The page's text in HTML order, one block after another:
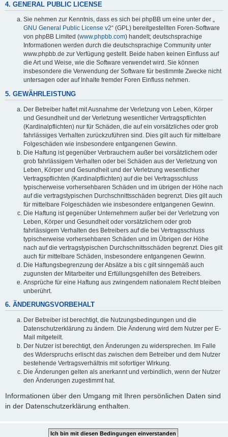
4. GENERAL PUBLIC LICENSE
Sie nehmen zur Kenntnis, dass es sich bei phpBB um eine unter der „
GNU General Public License v2“ (GPL) bereitgestellten Foren-Software
von phpBB Limited (www.phpbb.com) handelt; deutschsprachige
Informationen werden durch die deutschsprachige Community unter
www.phpbb.de zur Verfügung gestellt. Beide haben keinen Einfluss auf
die Art und Weise, wie die Software verwendet wird. Sie können
insbesondere die Verwendung der Software für bestimmte Zwecke nicht
untersagen oder auf Inhalte fremder Foren Einfluss nehmen.
5. GEWÄHRLEISTUNG
Der Betreiber haftet mit Ausnahme der Verletzung von Leben, Körper
und Gesundheit und der Verletzung wesentlicher Vertragspflichten
(Kardinalpflichten) nur für Schäden, die auf ein vorsätzliches oder grob
fahrlässiges Verhalten zurückzuführen sind. Dies gilt auch für mittelbare
Folgeschäden wie insbesondere entgangenen Gewinn.
Die Haftung ist gegenüber Verbrauchern außer bei vorsätzlichem oder
grob fahrlässigem Verhalten oder bei Schäden aus der Verletzung von
Leben, Körper und Gesundheit und der Verletzung wesentlicher
Vertragspflichten (Kardinalpflichten) auf die bei Vertragsschluss
typischerweise vorhersehbaren Schäden und im übrigen der Höhe nach
auf die vertragstypischen Durchschnittsschäden begrenzt. Dies gilt auch
für mittelbare Folgeschäden wie insbesondere entgangenen Gewinn.
Die Haftung ist gegenüber Unternehmern außer bei der Verletzung von
Leben, Körper und Gesundheit oder vorsätzlichem oder grob
fahrlässigem Verhalten des Betreibers auf die bei Vertragsschluss
typischerweise vorhersehbaren Schäden und im Übrigen der Höhe
nach auf die vertragstypischen Durchschnittsschäden begrenzt. Dies gilt
auch für mittelbare Schäden, insbesondere entgangenen Gewinn.
Die Haftungsbegrenzung der Absätze a bis c gilt sinngemäß auch
zugunsten der Mitarbeiter und Erfüllungsgehilfen des Betreibers.
Ansprüche für eine Haftung aus zwingendem nationalem Recht bleiben
unberührt.
6. ÄNDERUNGSVORBEHALT
Der Betreiber ist berechtigt, die Nutzungsbedingungen und die
Datenschutzerklärung zu ändern. Die Änderung wird dem Nutzer per E-
Mail mitgeteilt.
Der Nutzer ist berechtigt, den Änderungen zu widersprechen. Im Falle
des Widerspruchs erlischt das zwischen dem Betreiber und dem Nutzer
bestehende Vertragsverhältnis mit sofortiger Wirkung.
Die Änderungen gelten als anerkannt und verbindlich, wenn der Nutzer
den Änderungen zugestimmt hat.
Informationen über den Umgang mit Ihren persönlichen Daten sind
in der Datenschutzerklärung enthalten.